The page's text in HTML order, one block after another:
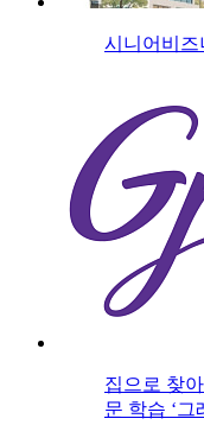
시니어비즈
집으로 찾
문 학습 ‘그